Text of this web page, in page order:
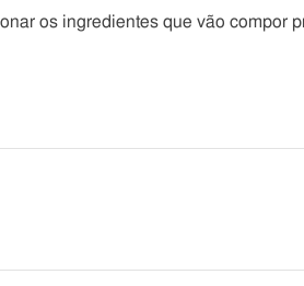
os ingredientes que vão compor